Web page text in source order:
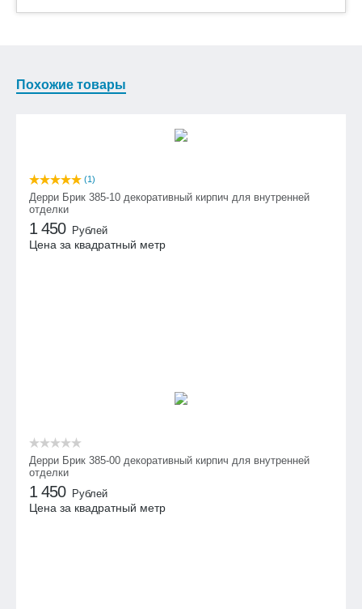
Похожие товары
(1)
Дерри Брик 385-10 декоративный кирпич для внутренней
отделки
1 450 Рублей
Цена за квадратный метр
Дерри Брик 385-00 декоративный кирпич для внутренней
отделки
1 450 Рублей
Цена за квадратный метр